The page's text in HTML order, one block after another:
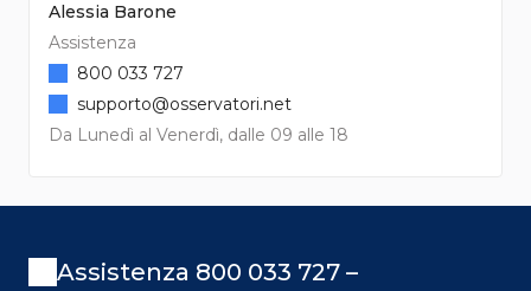
Alessia Barone
Assistenza
Da Lunedì al Venerdì, dalle 09 alle 18
800 033 727
supporto@osservatori.net
Assistenza 800 033 727 –